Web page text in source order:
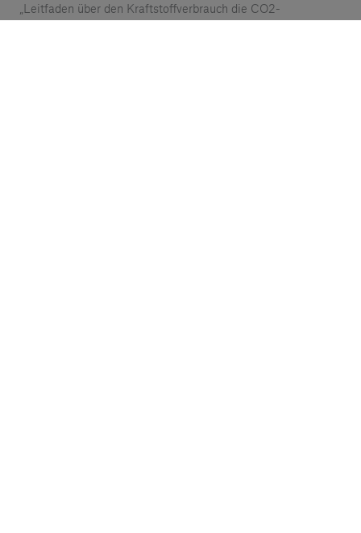
„Leitfaden über den Kraftstoffverbrauch die CO2-